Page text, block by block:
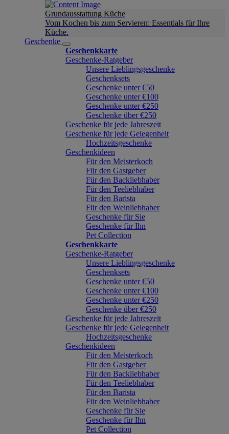
Grundausstattung Küche
Vom Kochen bis zum Servieren: Essentials für Ihre
Küche.
Geschenke
Geschenkkarte
Geschenke-Ratgeber
Unsere Lieblingsgeschenke
Geschenksets
Geschenke unter €50
Geschenke unter €100
Geschenke unter €250
Geschenke über €250
Geschenke für jede Jahreszeit
Geschenke für jede Gelegenheit
Hochzeitsgeschenke
Geschenkideen
Für den Meisterkoch
Für den Gastgeber
Für den Backliebhaber
Für den Teeliebhaber
Für den Barista
Für den Weinliebhaber
Geschenke für Sie
Geschenke für Ihn
Pet Collection
Geschenkkarte
Geschenke-Ratgeber
Unsere Lieblingsgeschenke
Geschenksets
Geschenke unter €50
Geschenke unter €100
Geschenke unter €250
Geschenke über €250
Geschenke für jede Jahreszeit
Geschenke für jede Gelegenheit
Hochzeitsgeschenke
Geschenkideen
Für den Meisterkoch
Für den Gastgeber
Für den Backliebhaber
Für den Teeliebhaber
Für den Barista
Für den Weinliebhaber
Geschenke für Sie
Geschenke für Ihn
Pet Collection